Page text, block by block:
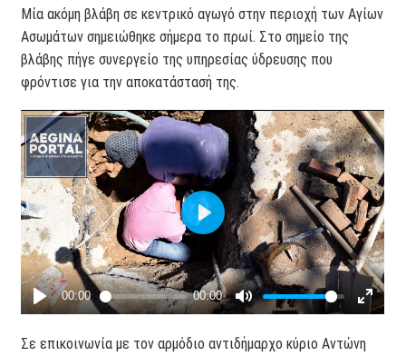
Μία ακόμη βλάβη σε κεντρικό αγωγό στην περιοχή των Αγίων
Ασωμάτων σημειώθηκε σήμερα το πρωί. Στο σημείο της
βλάβης πήγε συνεργείο της υπηρεσίας ύδρευσης που
φρόντισε για την αποκατάστασή της.
Σε επικοινωνία με τον αρμόδιο αντιδήμαρχο κύριο Αντώνη